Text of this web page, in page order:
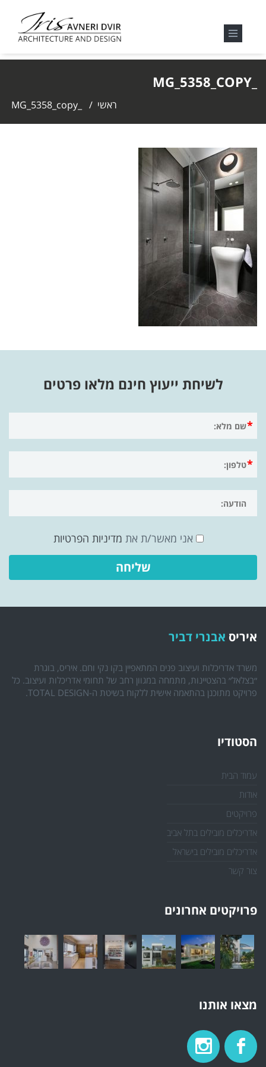
ראשי /
לשיחת ייעוץ חינם מלאו פרטים
אני מאשר/ת את מדיניות הפרטיות
איריס אבנרי דביר
משרד אדריכלות ועיצוב פנים המתאפיין בקו נקי וחם. איריס, בוגרת
״בצלאל״ בהצטיינות, מתמחה במגוון רחב של תחומי אדריכלות ועיצוב. כל
פרויקט מתוכנן בהתאמה אישית ללקוח בשיטת ה-TOTAL DESIGN.
הסטודיו
עמוד הבית
אודות
פרויקטים
אדריכלים מובילים בתל אביב
אדריכלים מובילים בישראל
צור קשר
פרויקטים אחרונים
מצאו אותנו